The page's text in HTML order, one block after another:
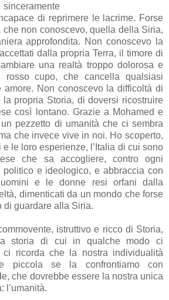
di reprimere le lacrime. Forse
che non conoscevo, quella della Siria,
approfondita. Non conoscevo la
dalla propria Terra, il timore di
una realtà troppo dolorosa e
cupo, che cancella qualsiasi
amore. Non conoscevo la difficoltà di
propria Storia, di doversi ricostruire
così lontano. Grazie a Mohamed e
pezzetto di umanità che ci sembra
che invece vive in noi. Ho scoperto,
le loro esperienze, l’Italia di cui sono
che sa accogliere, contro ogni
politico e ideologico, e abbraccia con
e le donne resi orfani dalla
dimenticati da un mondo che forse
di guardare alla Siria.
istruttivo e ricco di Storia,
storia di cui in qualche modo ci
ci ricorda che la nostra individualità
piccola se la confrontiamo con
che dovrebbe essere la nostra unica
l’umanità.